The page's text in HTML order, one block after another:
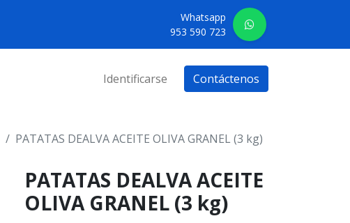
Whatsapp
953 590 723
Identificarse Contáctenos
PATATAS DEALVA ACEITE OLIVA GRANEL (3 kg)
PATATAS DEALVA ACEITE
OLIVA GRANEL (3 kg)